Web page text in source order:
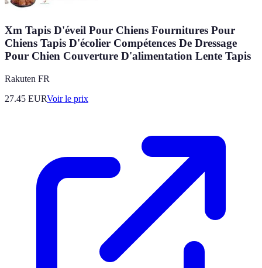
Xm Tapis D'éveil Pour Chiens Fournitures Pour
Chiens Tapis D'écolier Compétences De Dressage
Pour Chien Couverture D'alimentation Lente Tapis
Rakuten FR
27.45 EURVoir le prix